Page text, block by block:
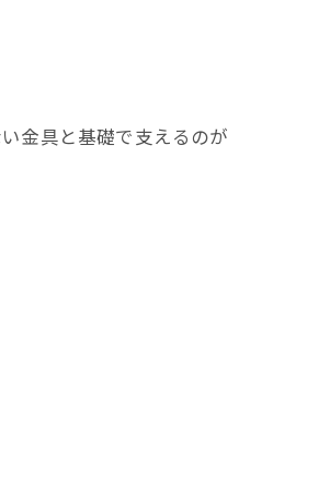
金具と基礎で支えるのが